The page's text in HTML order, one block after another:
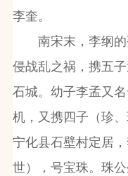
李奎。
南宋末，李纲的
侵战乱之祸，携五
石城。幼子李孟又
机，又携四子（珍
宁化县石壁村定居
世），号宝珠。珠